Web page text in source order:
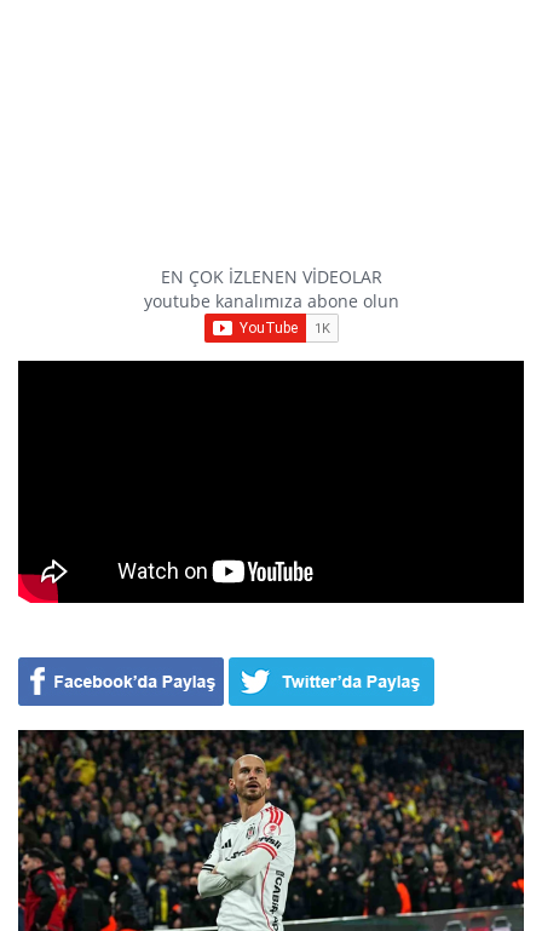
EN ÇOK İZLENEN VİDEOLAR
youtube kanalımıza abone olun